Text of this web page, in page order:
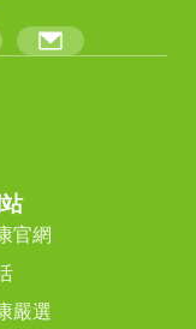
官網
嚴選